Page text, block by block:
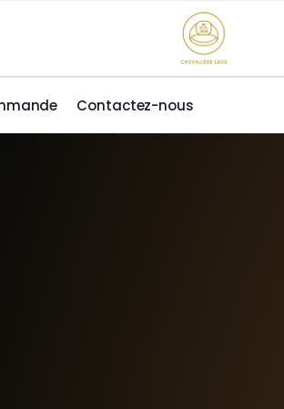
Contactez-nous